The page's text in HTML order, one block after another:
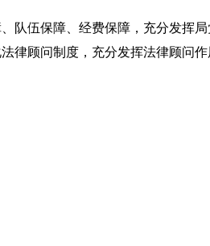
伍保障、经费保障，充分发挥局
律顾问制度，充分发挥法律顾问